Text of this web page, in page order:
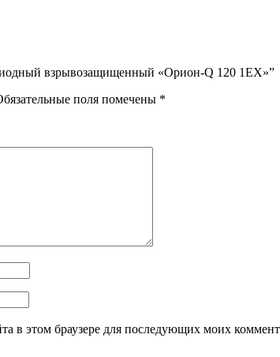
взрывозащищенный «Орион-Q 120 1ЕХ»”
поля помечены *
в этом браузере для последующих моих